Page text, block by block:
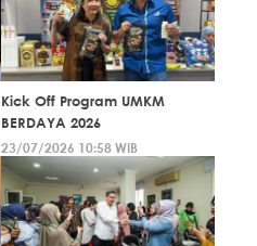
Kick Off Program UMKM
BERDAYA 2026
23/07/2026 10:58 WIB